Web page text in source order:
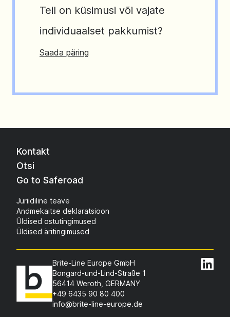
Teil on küsimusi või vajate
individuaalset pakkumist?
Saada päring
Kontakt
Otsi
Go to Saferoad
Juriidiline teave
Andmekaitse deklaratsioon
Üldised ostutingimused
Üldised äritingimused
Brite-Line Europe GmbH
Bongard-und-Lind-Straße 1
56414 Weroth, GERMANY
+49 6435 90 80 400
info@brite-line-europe.de